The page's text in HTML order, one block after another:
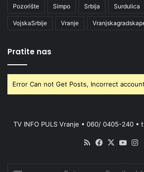
Pozorište Simpo Srbija Surdulica
VojskaSrbije Vranje
Pratite nas
Error Can not Get Posts, Incorrect
TV INFO PULS Vranje • 060/ 0405-240 •
RSS Facebook
X